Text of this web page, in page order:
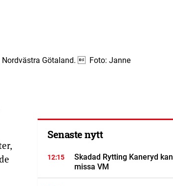
Nordvästra Götaland.  Foto: Janne
Senaste nytt
12:15
Skadad Rytting Kaneryd kan
missa VM